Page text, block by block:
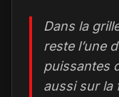
Dans la
reste l’une
puissantes
aussi sur la